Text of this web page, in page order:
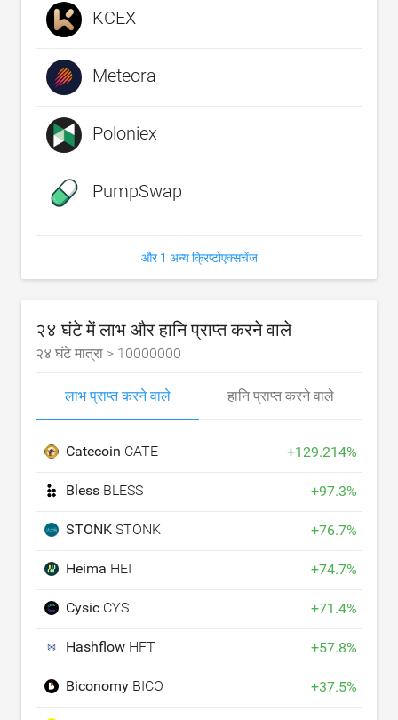
KCEX
Meteora
Poloniex
PumpSwap
और 1 अन्य क्रिप्टोएक्सचेंज
२४ घंटे में लाभ और हानि प्राप्त करने वाले
२४ घंटे मात्रा > 10000000
लाभ प्राप्त करने वाले हानि प्राप्त करने वाले
Catecoin CATE +129.214%
Bless BLESS +97.3%
STONK STONK +76.7%
Heima HEI +74.7%
Cysic CYS +71.4%
Hashflow HFT +57.8%
Biconomy BICO +37.5%